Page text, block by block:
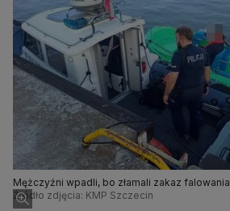
Mężczyźni wpadli, bo złamali zakaz falowania
Źródło zdjęcia: KMP Szczecin